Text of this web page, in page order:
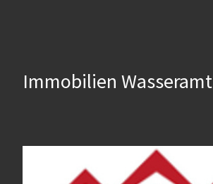
Immobilien Wasseramt